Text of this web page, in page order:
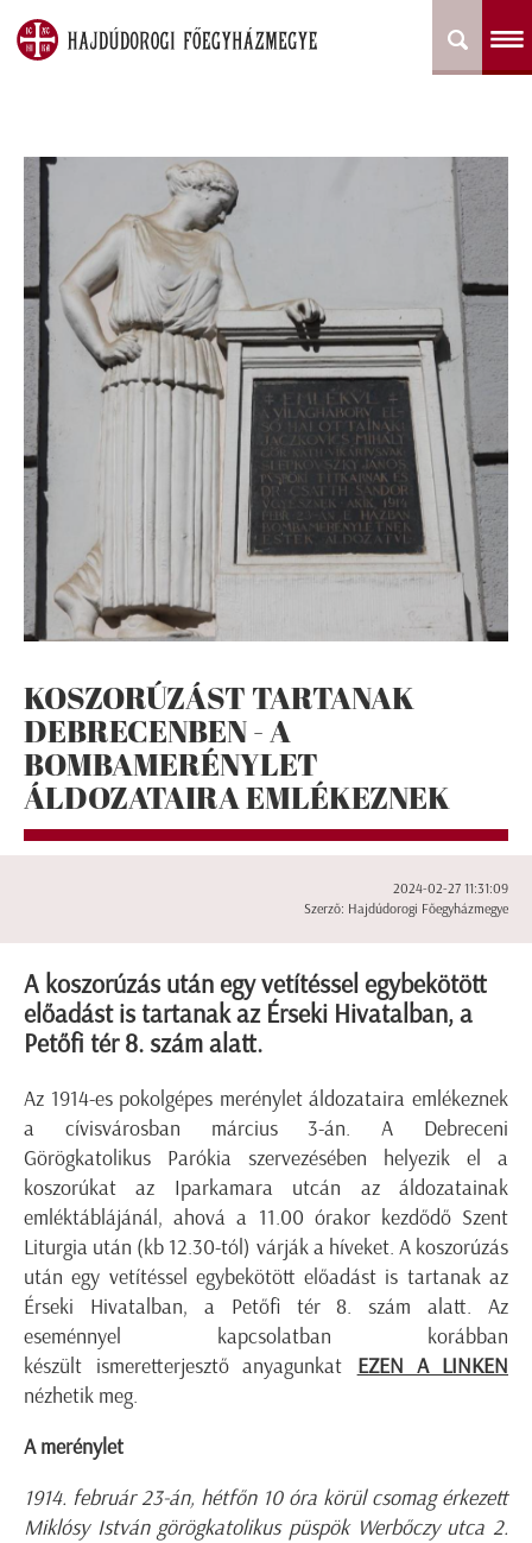
KOSZORÚZÁST TARTANAK
DEBRECENBEN - A
BOMBAMERÉNYLET
ÁLDOZATAIRA EMLÉKEZNEK
2024-02-27 11:31:09
Szerző: Hajdúdorogi Főegyházmegye
A koszorúzás után egy vetítéssel egybekötött
előadást is tartanak az Érseki Hivatalban, a
Petőfi tér 8. szám alatt.
Az 1914-es pokolgépes merénylet áldozataira emlékeznek
a cívisvárosban március 3-án. A Debreceni
Görögkatolikus Parókia szervezésében helyezik el a
koszorúkat az Iparkamara utcán az áldozatainak
emléktáblájánál, ahová a 11.00 órakor kezdődő Szent
Liturgia után (kb 12.30-tól) várják a híveket. A koszorúzás
után egy vetítéssel egybekötött előadást is tartanak az
Érseki Hivatalban, a Petőfi tér 8. szám alatt. Az
eseménnyel kapcsolatban korábban
készült ismeretterjesztő anyagunkat EZEN A LINKEN
nézhetik meg.
A merénylet
1914. február 23-án, hétfőn 10 óra körül csomag érkezett
Miklósy István görögkatolikus püspök Werbőczy utca 2.